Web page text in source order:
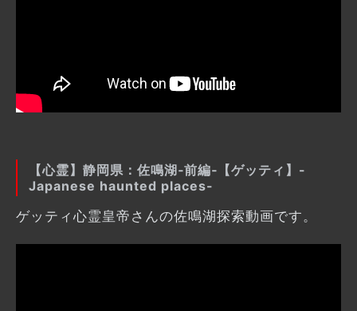
【心霊】静岡県：佐鳴湖‐前編‐【ゲッティ】-
Japanese haunted places-
ゲッティ心霊皇帝さんの佐鳴湖探索動画です。